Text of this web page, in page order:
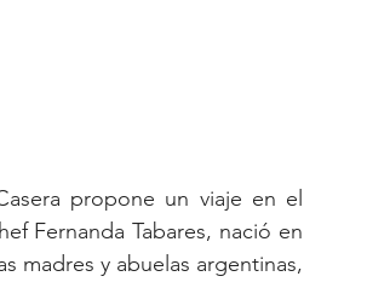
propone un viaje en el
Fernanda Tabares, nació en
madres y abuelas argentinas,